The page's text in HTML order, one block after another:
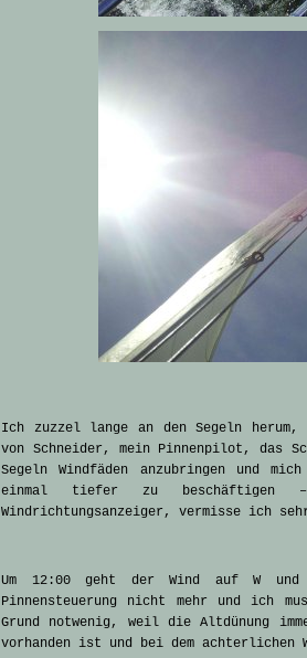
Ich zuzzel lange an den Segeln herum,
von Schneider, mein Pinnenpilot, das
Segeln Windfäden anzubringen und
einmal tiefer zu beschäftigen
Windrichtungsanzeiger, vermisse ich
Um 12:00 geht der Wind auf W
Pinnensteuerung nicht mehr und ich
Grund notwenig, weil die Altdünung
vorhanden ist und bei dem achterlichen